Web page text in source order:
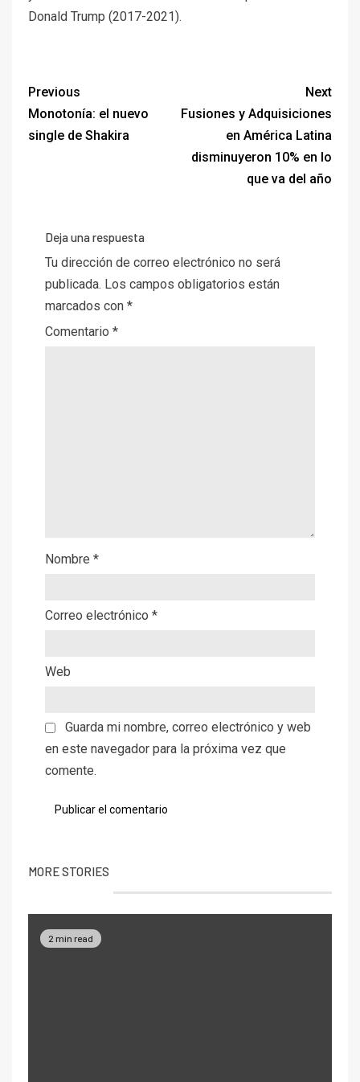
Donald Trump (2017-2021).
Previous
Monotonía: el nuevo
single de Shakira
Next
Fusiones y Adquisiciones
en América Latina
disminuyeron 10% en lo
que va del año
Deja una respuesta
Tu dirección de correo electrónico no será
publicada. Los campos obligatorios están
marcados con *
Comentario *
Nombre *
Correo electrónico *
Web
Guarda mi nombre, correo electrónico y web
en este navegador para la próxima vez que
comente.
MORE STORIES
2 min read